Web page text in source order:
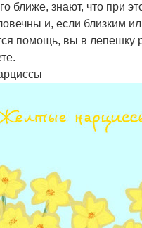
ближе, знают, что при
и, если близким
помощь, вы в лепешку